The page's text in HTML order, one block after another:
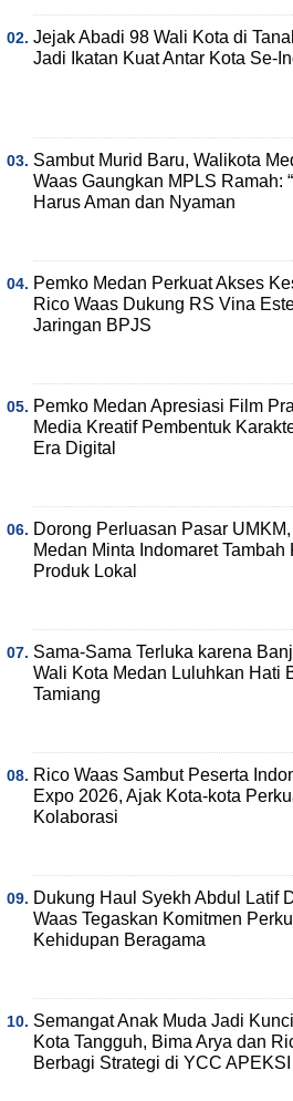
Jejak Abadi 98 Wali Kota di
Jadi Ikatan Kuat Antar Kota Se-
Sambut Murid Baru, Walikota
Waas Gaungkan MPLS Ramah:
Harus Aman dan Nyaman
Pemko Medan Perkuat Akses
Rico Waas Dukung RS Vina
Jaringan BPJS
Pemko Medan Apresiasi Film
Media Kreatif Pembentuk
Era Digital
Dorong Perluasan Pasar
Medan Minta Indomaret Tambah
Produk Lokal
Sama-Sama Terluka karena
Wali Kota Medan Luluhkan Hati
Tamiang
Rico Waas Sambut Peserta
Expo 2026, Ajak Kota-kota
Kolaborasi
Dukung Haul Syekh Abdul Latif
Waas Tegaskan Komitmen
Kehidupan Beragama
Semangat Anak Muda Jadi
Kota Tangguh, Bima Arya dan
Berbagi Strategi di YCC